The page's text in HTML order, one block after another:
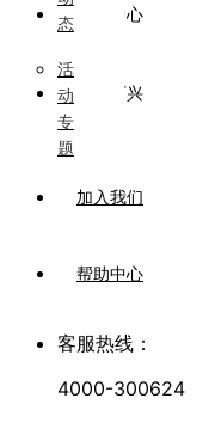
新闻中心
态
活
动
专
题
关于万兴
加入我们
帮助中心
客服热线：
4000-300624